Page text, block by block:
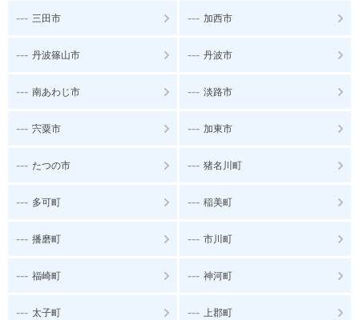
--- 三田市 --- 加西市
--- 丹波篠山市 --- 丹波市
--- 南あわじ市 --- 淡路市
--- 宍粟市 --- 加東市
--- たつの市 --- 猪名川町
--- 多可町 --- 稲美町
--- 播磨町 --- 市川町
--- 福崎町 --- 神河町
--- 太子町 --- 上郡町